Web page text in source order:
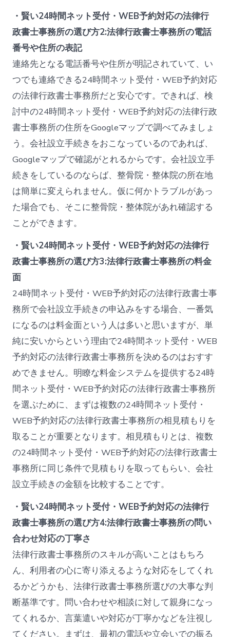
・賢い24時間ネット受付・WEB予約対応の法律行
政書士事務所の選び方2:法律行政書士事務所の電話
番号や住所の表記
連絡先となる電話番号や住所が明記されていて、い
つでも連絡できる24時間ネット受付・WEB予約対応
の法律行政書士事務所だと安心です。できれば、検
討中の24時間ネット受付・WEB予約対応の法律行政
書士事務所の住所をGoogleマップで調べてみましょ
う。会社設立手続きをおこなっているのであれば、
Googleマップで確認がとれるからです。会社設立手
続きをしているのならば、整骨院・整体院の所在地
は簡単に変えられません。仮に何かトラブルがあっ
た場合でも、そこに整骨院・整体院があれ確認する
ことができます。
・賢い24時間ネット受付・WEB予約対応の法律行
政書士事務所の選び方3:法律行政書士事務所の料金
面
24時間ネット受付・WEB予約対応の法律行政書士事
務所で会社設立手続きの申込みをする場合、一番気
になるのは料金面という人は多いと思いますが、単
純に安いからという理由で24時間ネット受付・WEB
予約対応の法律行政書士事務所を決めるのはおすす
めできません。明瞭な料金システムを提供する24時
間ネット受付・WEB予約対応の法律行政書士事務所
を選ぶために、まずは複数の24時間ネット受付・
WEB予約対応の法律行政書士事務所の相見積もりを
取ることが重要となります。相見積もりとは、複数
の24時間ネット受付・WEB予約対応の法律行政書士
事務所に同じ条件で見積もりを取ってもらい、会社
設立手続きの金額を比較することです。
・賢い24時間ネット受付・WEB予約対応の法律行
政書士事務所の選び方4:法律行政書士事務所の問い
合わせ対応の丁寧さ
法律行政書士事務所のスキルが高いことはもちろ
ん、利用者の心に寄り添えるような対応をしてくれ
るかどうかも、法律行政書士事務所選びの大事な判
断基準です。問い合わせや相談に対して親身になっ
てくれるか、言葉遣いや対応が丁寧かなどを注視し
てください。まずは、最初の電話や立会いでの振る